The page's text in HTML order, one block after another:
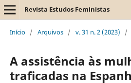
Revista Estudos Feministas
Início / Arquivos / v. 31 n. 2 (2023) /
A assistência às
traficadas na